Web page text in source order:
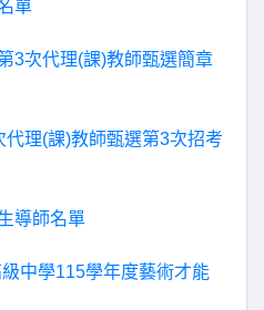
單
3次代理(課)教師甄選簡章
理(課)教師甄選第3次招考
導師名單
中學115學年度藝術才能